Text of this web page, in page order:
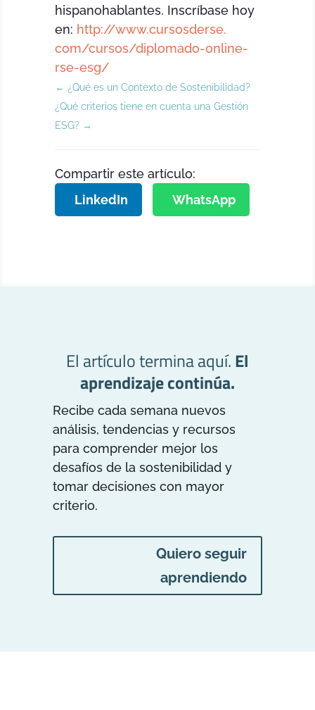
hispanohablantes. Inscríbase hoy
en: http://www.cursosderse.
com/cursos/diplomado-online-
rse-esg/
←¿Qué es un Contexto de Sostenibilidad?
¿Qué criterios tiene en cuenta una Gestión
ESG? →
Compartir este artículo:
LinkedIn
WhatsApp
El artículo termina aquí.El
aprendizaje continúa.
Recibe cada semana nuevos
análisis, tendencias y recursos
para comprender mejor los
desafíos de la sostenibilidad y
tomar decisiones con mayor
criterio.
Quiero seguir
aprendiendo